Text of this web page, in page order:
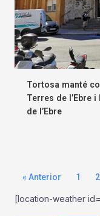
Tortosa manté
Terres de l’Ebre
de l’Ebre
« Anterior 1 2
[location-weather